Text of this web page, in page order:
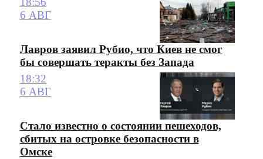
6 АВГ
Лавров заявил Рубио, что Киев не смог
бы совершать теракты без Запада
18:32
6 АВГ
Стало известно о состоянии пешеходов,
сбитых на островке безопасности в
Омске